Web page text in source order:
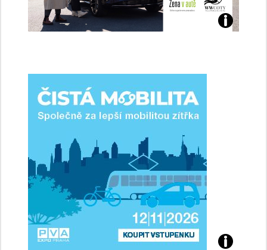
Jaké
Přijďte